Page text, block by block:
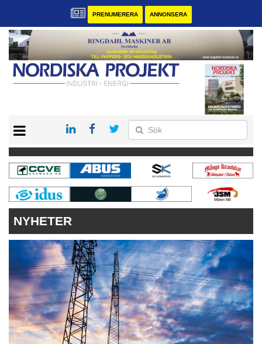
PRENUMERERA ANNONSERA
KONTAKT
VÅRA ANDRA MAGASIN
PRENUMERERA
ANNONSERA
NYHETER